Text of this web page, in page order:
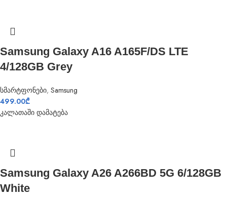
Samsung Galaxy A16 A165F/DS LTE
4/128GB Grey
სმარტფონები, Samsung
499.00₾
კალათაში დამატება
Samsung Galaxy A26 A266BD 5G 6/128GB
White